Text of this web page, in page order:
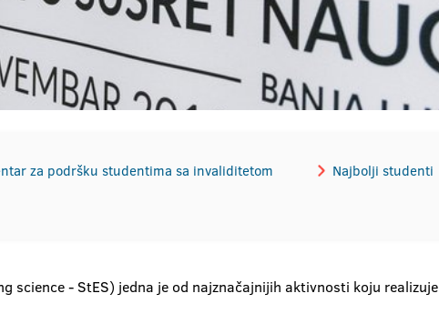
za podršku studentima sa invaliditetom Najbolji studenti
science - StES) jedna je od najznačajnijih aktivnosti koju realizuje